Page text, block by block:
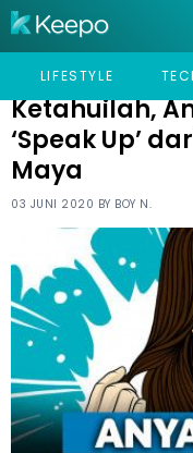
LIFESTYLE
HOME CELEB
Ketahuilah,
‘Speak Up’
Maya
03 JUNI 2020 BY BOY N.